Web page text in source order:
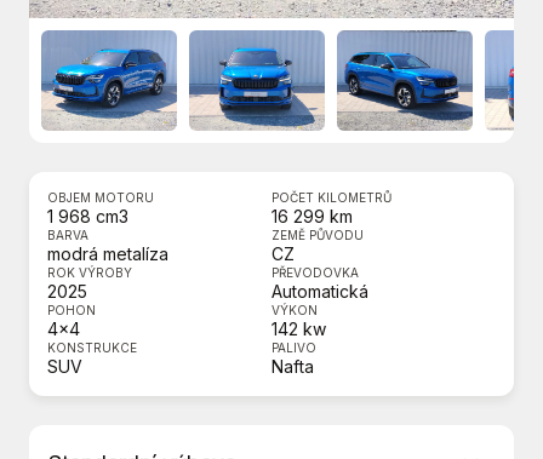
OBJEM MOTORU
1 968 cm3
POČET KILOMETRŮ
16 299 km
BARVA
modrá metalíza
ZEMĚ PŮVODU
CZ
ROK VÝROBY
2025
PŘEVODOVKA
Automatická
POHON
4x4
VÝKON
142 kw
KONSTRUKCE
SUV
PALIVO
Nafta